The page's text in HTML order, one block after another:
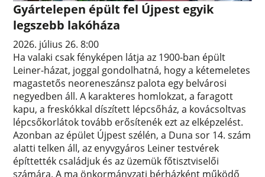
Gyártelepen épült fel Újpest egyik
legszebb lakóháza
2026. július 26. 8:00
Ha valaki csak fényképen látja az 1900-ban épült
Leiner-házat, joggal gondolhatná, hogy a kétemeletes
magastetős neoreneszánsz palota egy belvárosi
negyedben áll. A karakteres homlokzat, a faragott
kapu, a freskókkal díszített lépcsőház, a kovácsoltvas
lépcsőkorlátok tovább erősítenék ezt az elképzelést.
Azonban az épület Újpest szélén, a Duna sor 14. szám
alatti telken áll, az enyvgyáros Leiner testvérek
építtették családjuk és az üzemük főtisztviselői
számára. A ma önkormányzati bérházként működő